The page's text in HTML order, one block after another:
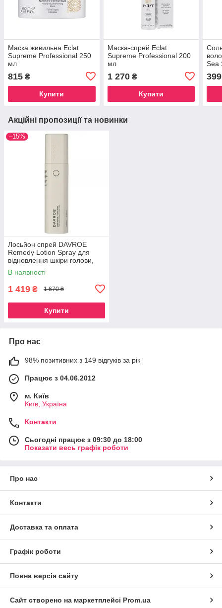
Маска живильна Eclat
Supreme Professional 250
мл
815 ₴
Купити
Маска-спрей Eclat
Supreme Professional 200
мл
1 270₴
Купити
Sea
399
Акційні пропозиції та новинки
–15%
Лосьйон спрей DAVROE
Remedy Lotion Spray для
відновлення шкіри голови,
125 мл
В наявності
1 419 ₴ 1 670 ₴
Купити
Про нас
98% позитивних з 149 відгуків за рік
Працює з 04.06.2012
м. Київ
Київ, Україна
Контакти
Сьогодні працює з 09:30 до 18:00
Показати весь графік роботи
Про нас
Контакти
Доставка та оплата
Графік роботи
Повна версія сайту
Сайт створено на маркетплейсі Prom.ua